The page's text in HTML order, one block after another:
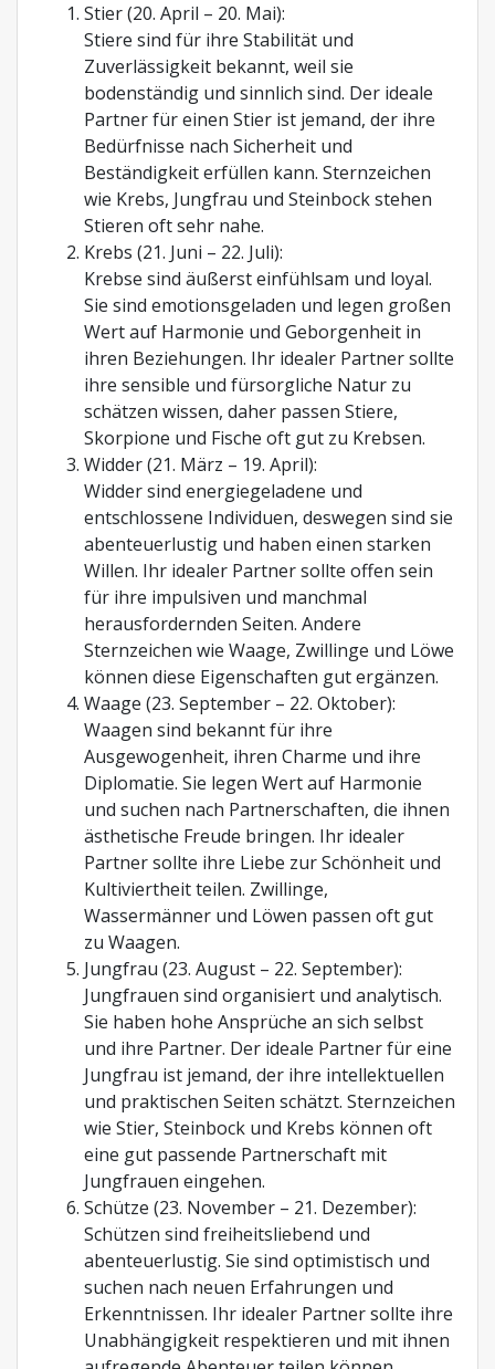
Stier (20. April – 20. Mai):
Stiere sind für ihre Stabilität und
Zuverlässigkeit bekannt, weil sie
bodenständig und sinnlich sind. Der ideale
Partner für einen Stier ist jemand, der ihre
Bedürfnisse nach Sicherheit und
Beständigkeit erfüllen kann. Sternzeichen
wie Krebs, Jungfrau und Steinbock stehen
Stieren oft sehr nahe.
Krebs (21. Juni – 22. Juli):
Krebse sind äußerst einfühlsam und loyal.
Sie sind emotionsgeladen und legen großen
Wert auf Harmonie und Geborgenheit in
ihren Beziehungen. Ihr idealer Partner sollte
ihre sensible und fürsorgliche Natur zu
schätzen wissen, daher passen Stiere,
Skorpione und Fische oft gut zu Krebsen.
Widder (21. März – 19. April):
Widder sind energiegeladene und
entschlossene Individuen, deswegen sind sie
abenteuerlustig und haben einen starken
Willen. Ihr idealer Partner sollte offen sein
für ihre impulsiven und manchmal
herausfordernden Seiten. Andere
Sternzeichen wie Waage, Zwillinge und Löwe
können diese Eigenschaften gut ergänzen.
Waage (23. September – 22. Oktober):
Waagen sind bekannt für ihre
Ausgewogenheit, ihren Charme und ihre
Diplomatie. Sie legen Wert auf Harmonie
und suchen nach Partnerschaften, die ihnen
ästhetische Freude bringen. Ihr idealer
Partner sollte ihre Liebe zur Schönheit und
Kultiviertheit teilen. Zwillinge,
Wassermänner und Löwen passen oft gut
zu Waagen.
Jungfrau (23. August – 22. September):
Jungfrauen sind organisiert und analytisch.
Sie haben hohe Ansprüche an sich selbst
und ihre Partner. Der ideale Partner für eine
Jungfrau ist jemand, der ihre intellektuellen
und praktischen Seiten schätzt. Sternzeichen
wie Stier, Steinbock und Krebs können oft
eine gut passende Partnerschaft mit
Jungfrauen eingehen.
Schütze (23. November – 21. Dezember):
Schützen sind freiheitsliebend und
abenteuerlustig. Sie sind optimistisch und
suchen nach neuen Erfahrungen und
Erkenntnissen. Ihr idealer Partner sollte ihre
Unabhängigkeit respektieren und mit ihnen